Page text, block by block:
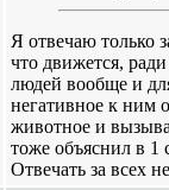
Я отвечаю только
что движется,
людей вообще и
негативное к ним
животное и
тоже объяснил в 1
Отвечать за всех